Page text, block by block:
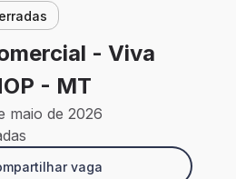
- Viva
- MT
maio de 2026
vaga